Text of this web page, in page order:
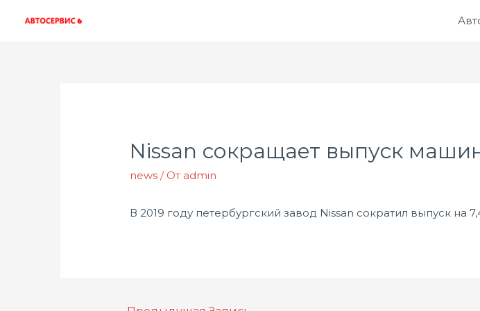
Nissan сокращает выпуск
news / От admin
В 2019 году петербургский завод Nissan сократил выпуск на